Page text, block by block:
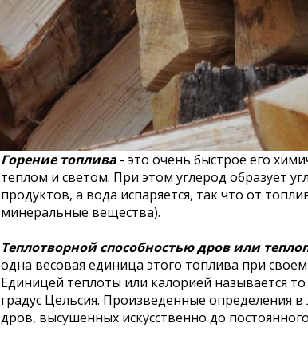
Горение топлива- это очень быстрое его
теплом и светом. При этом углерод образует
продуктов, а вода испаряется, так что от
минеральные вещества).
Теплотворной способностью дров или
одна весовая единица этого топлива при
Единицей теплоты или калорией называется
градус Цельсия. Произведенные определения
дров, высушенных искусственно до